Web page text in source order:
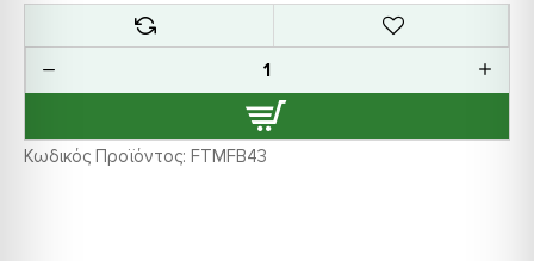
Κωδικός Προϊόντος: FTMFB43